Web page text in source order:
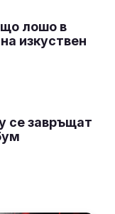
лошо в
изкуствен
се завръщат